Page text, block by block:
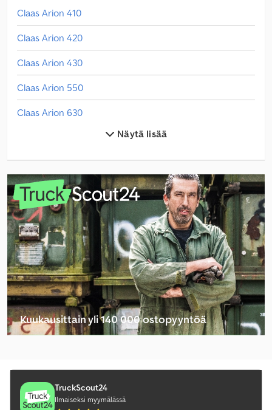
Claas Arion 410
Claas Arion 420
Claas Arion 430
Claas Arion 550
Claas Arion 630
Claas Axion 850
Claas Cargos 8400
Claas Convio 1080
Claas Fl 120
Claas Jaguar 950
Claas Jaguar 970
Claas Lexion 5400
Claas Lexion 660
Claas Lexion 6800
Näytä lisää
Kuukausittain yli 140 000 ostopyyntöä
TruckScout24
Ilmaiseksi myymälässä